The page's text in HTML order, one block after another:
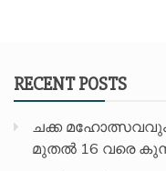
RECENT POSTS
ചക്ക മഹോത്സവവും
മുതൽ 16 വരെ